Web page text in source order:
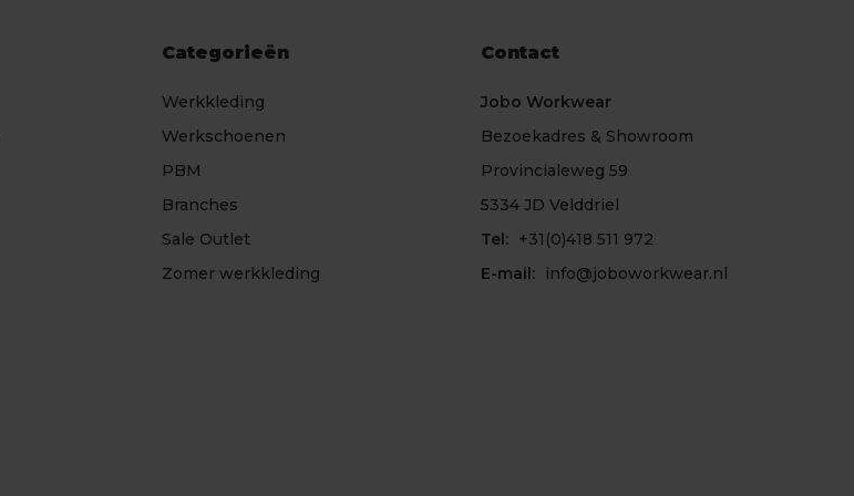
Categorieën
Werkkleding
Werkschoenen
PBM
Branches
Sale Outlet
Zomer werkkleding
Contact
Jobo Workwear
Bezoekadres & Showroom
Provincialeweg 59
5334 JD Velddriel
Tel: +31(0)418 511 972
E-mail:
info@joboworkwear.nl